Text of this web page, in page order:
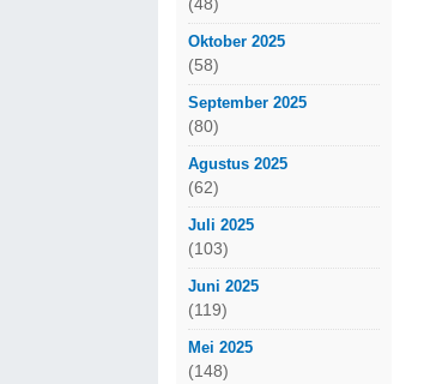
(48)
Oktober 2025
(58)
September 2025
(80)
Agustus 2025
(62)
Juli 2025
(103)
Juni 2025
(119)
Mei 2025
(148)